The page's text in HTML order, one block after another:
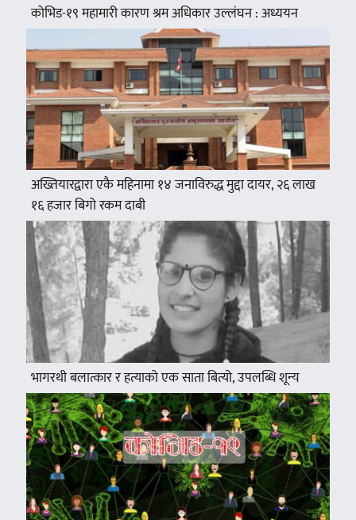
कोभिड-१९ महामारी कारण श्रम अधिकार उल्लंघन : अध्ययन
अख्तियारद्वारा एकै महिनामा १४ जनाविरुद्ध मुद्दा दायर, २६ लाख
१६ हजार बिगो रकम दाबी
भागरथी बलात्कार र हत्याको एक साता बित्यो, उपलब्धि शून्य